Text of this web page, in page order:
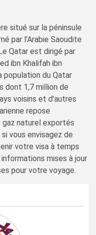
situé sur la péninsule
par l’Arabie Saoudite
Qatar est dirigé par
ibn Khalifah ibn
population du Qatar
dont 1,7 million de
voisins et d'autres
repose
naturel exportés
vous envisagez de
votre visa à temps
mises à jour
pour votre voyage.